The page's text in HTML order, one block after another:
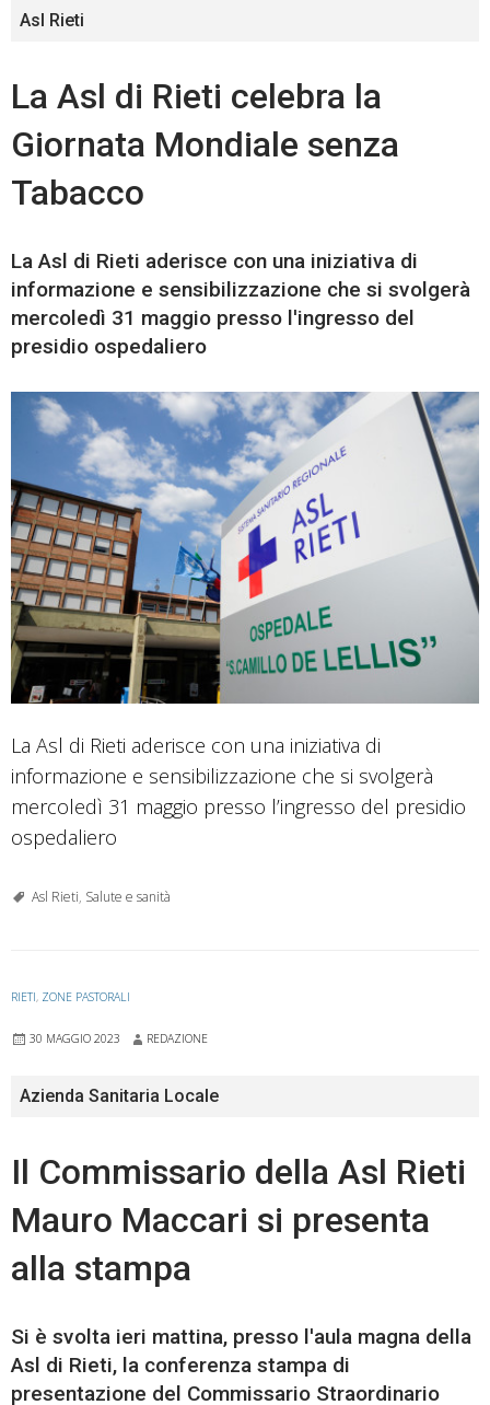
Asl Rieti
La Asl di Rieti celebra la
Giornata Mondiale senza
Tabacco
La Asl di Rieti aderisce con una iniziativa di
informazione e sensibilizzazione che si svolgerà
mercoledì 31 maggio presso l'ingresso del
presidio ospedaliero
La Asl di Rieti aderisce con una iniziativa di
informazione e sensibilizzazione che si svolgerà
mercoledì 31 maggio presso l’ingresso del presidio
ospedaliero
Asl Rieti, Salute e sanità
RIETI, ZONE PASTORALI
30 MAGGIO 2023 REDAZIONE
Azienda Sanitaria Locale
Il Commissario della Asl Rieti
Mauro Maccari si presenta
alla stampa
Si è svolta ieri mattina, presso l'aula magna della
Asl di Rieti, la conferenza stampa di
presentazione del Commissario Straordinario